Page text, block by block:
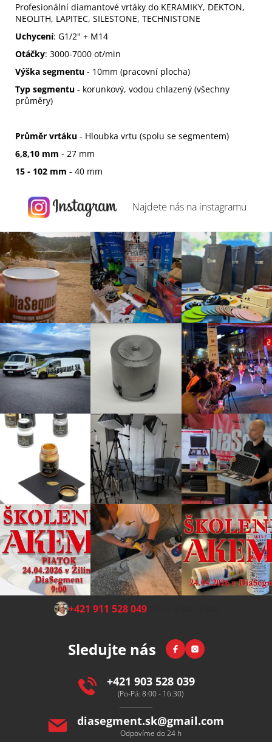
Profesionální diamantové vrtáky do KERAMIKY, DEKTON,
NEOLITH, LAPITEC, SILESTONE, TECHNISTONE
Uchycení: G1/2" + M14
Otáčky: 3000-7000 ot/min
Výška segmentu - 10mm (pracovní plocha)
Typ segmentu - korunkový, vodou chlazený (všechny
průměry)
Průměr vrtáku - Hloubka vrtu (spolu se segmentem)
6,8,10 mm - 27 mm
15 - 102 mm - 40 mm
Najdete nás na instagramu
Z +421 911 528 049(Po-Pá 8:00-15:00)
Sledujte nás FacebookInstagram
+421 903 528 039
(Po-Pá: 8:00 - 16:30)
diasegment.sk@gmail.com
Odpovíme do 24 h